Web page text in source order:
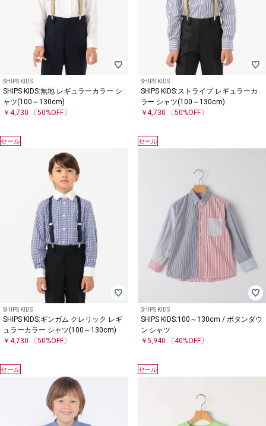
SHIPS KIDS
SHIPS KIDS:無地 レギュラーカラー シ
ャツ(100～130cm)
￥4,730 〔50%OFF〕
SHIPS KIDS
SHIPS KIDS:ストライプ レギュラーカ
ラー シャツ(100～130cm)
￥4,730
〔50%OFF〕
セール
SHIPS KIDS
SHIPS KIDS:ギンガム クレリック レギ
ュラーカラー シャツ(100～130cm)
￥4,730 〔50%OFF〕
セール
SHIPS KIDS
SHIPS KIDS:100～130cm / ボタンダウ
ン シャツ
￥5,940
〔40%OFF〕
セール セール